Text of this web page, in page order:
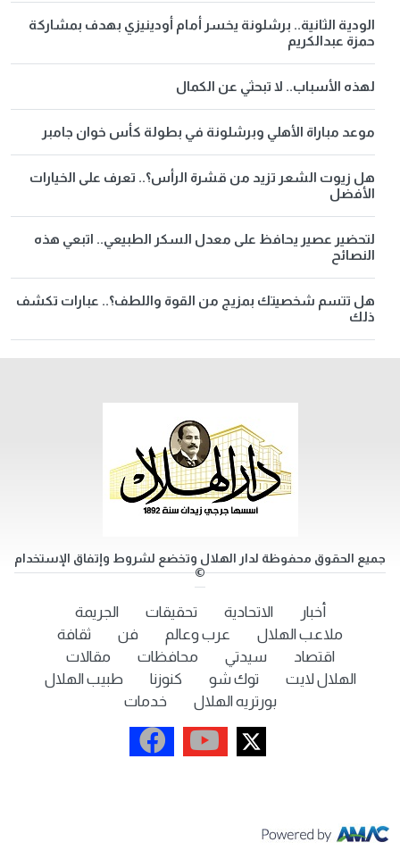
الودية الثانية.. برشلونة يخسر أمام أودينيزي بهدف بمشاركة
حمزة عبدالكريم
لهذه الأسباب.. لا تبحثي عن الكمال
موعد مباراة الأهلي وبرشلونة في بطولة كأس خوان جامبر
هل زيوت الشعر تزيد من قشرة الرأس؟.. تعرف على الخيارات
الأفضل
لتحضير عصير يحافظ على معدل السكر الطبيعي.. اتبعي هذه
النصائح
هل تتسم شخصيتك بمزيج من القوة واللطف؟.. عبارات تكشف
ذلك
جميع الحقوق محفوظة لدار الهلال وتخضع لشروط وإتفاق الإستخدام
©
أخبار الاتحادية تحقيقات
الجريمة
ملاعب الهلال
عرب وعالم فن
ثقافة
اقتصاد
سيدتي محافظات
مقالات
الهلال لايت
توك شو كنوزنا
طبيب الهلال
بورتريه الهلال
خدمات